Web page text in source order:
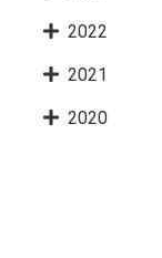
2022
2021
2020